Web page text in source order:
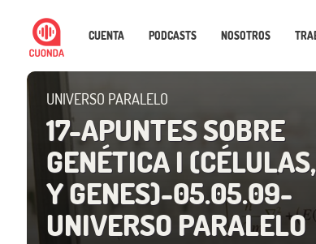
CUENTA PODCASTS NOSOTROS
UNIVERSO PARALELO
17-APUNTES SOBRE
GENÉTICA I
Y GENES)-05.05.09-
UNIVERSO PARALELO